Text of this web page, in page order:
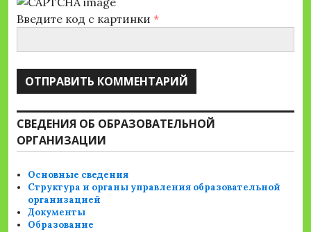
Введите код с картинки *
СВЕДЕНИЯ ОБ ОБРАЗОВАТЕЛЬНОЙ
ОРГАНИЗАЦИИ
Основные сведения
Структура и органы управления образовательной
организацией
Документы
Образование